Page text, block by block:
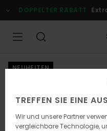
zur
Produktinformation
DOPPELTER RABATT Extra
NEUHEITEN
TREFFEN SIE EINE
Wir und unsere Partner
vergleichbare Technologie,